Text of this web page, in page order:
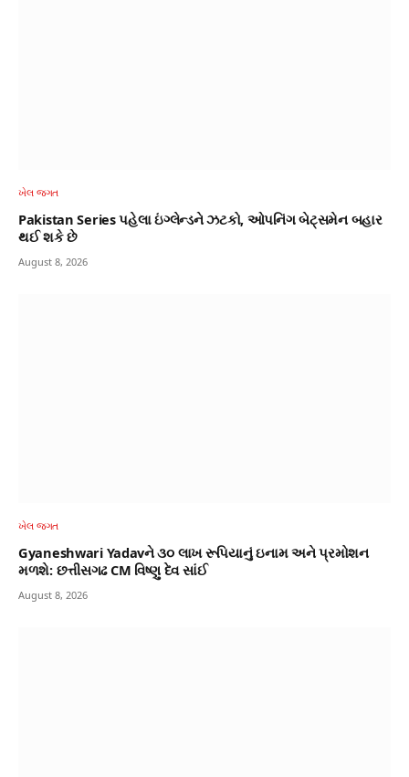
ખેલ જગત
Pakistan Series પહેલા ઇંગ્લેન્ડને ઝટકો, ઓપનિંગ બેટ્‌સમેન બહાર
થઈ શકે છે
August 8, 2026
ખેલ જગત
Gyaneshwari Yadavને ૩૦ લાખ રૂપિયાનું ઇનામ અને પ્રમોશન
મળશે: છત્તીસગઢ CM વિષ્ણુ દેવ સાંઈ
August 8, 2026